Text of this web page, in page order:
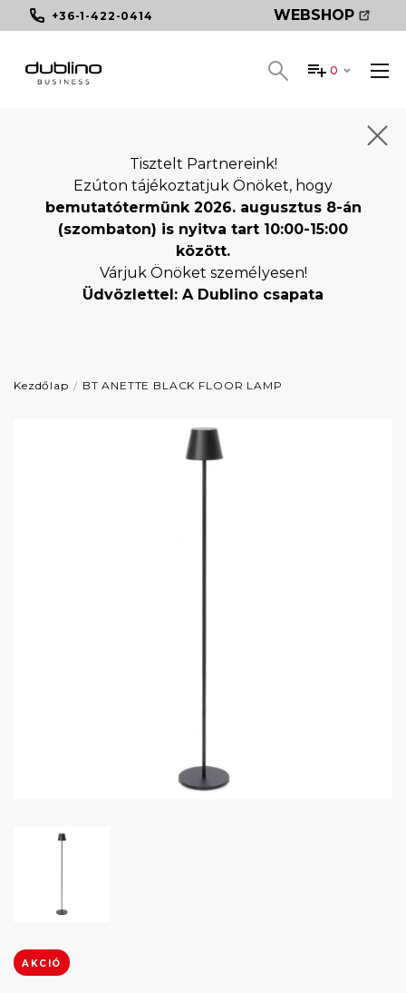
+36-1-422-0414 WEBSHOP
0
Tisztelt Partnereink!
Ezúton tájékoztatjuk Önöket, hogy
bemutatótermünk 2026. augusztus 8-án
(szombaton) is nyitva tart 10:00-15:00
között.
Várjuk Önöket személyesen!
Üdvözlettel: A Dublino csapata
Kezdőlap BT ANETTE BLACK FLOOR LAMP
AKCIÓ